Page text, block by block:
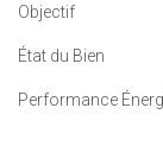
Objectif
État du Bien
Performance